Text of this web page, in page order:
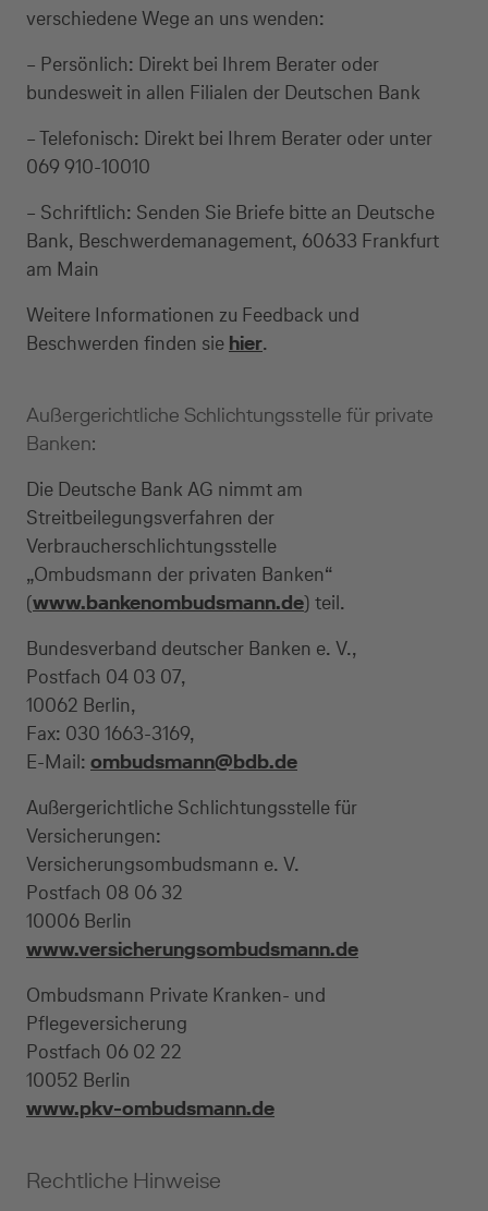
verschiedene Wege an uns wenden:
– Persönlich: Direkt bei Ihrem Berater oder
bundesweit in allen Filialen der Deutschen Bank
– Telefonisch: Direkt bei Ihrem Berater oder unter
069 910-10010
– Schriftlich: Senden Sie Briefe bitte an Deutsche
Bank, Beschwerdemanagement, 60633 Frankfurt
am Main
Weitere Informationen zu Feedback und
Beschwerden finden sie hier.
Außergerichtliche Schlichtungsstelle für private
Banken:
Die Deutsche Bank AG nimmt am
Streitbeilegungsverfahren der
Verbraucherschlichtungsstelle
„Ombudsmann der privaten Banken“
(www.bankenombudsmann.de) teil.
Bundesverband deutscher Banken e. V.,
Postfach 04 03 07,
10062 Berlin,
Fax: 030 1663-3169,
E-Mail: ombudsmann@bdb.de
Außergerichtliche Schlichtungsstelle für
Versicherungen:
Versicherungsombudsmann e. V.
Postfach 08 06 32
10006 Berlin
www.versicherungsombudsmann.de
Ombudsmann Private Kranken- und
Pflegeversicherung
Postfach 06 02 22
10052 Berlin
www.pkv-ombudsmann.de
Rechtliche Hinweise